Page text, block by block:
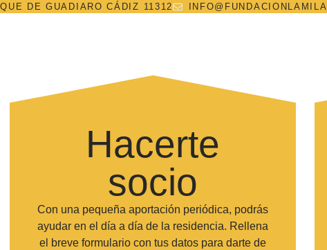
DE GUADIARO CÁDIZ 11312
Hacerte
socio
Con una pequeña aportación periódica, podrás
ayudar en el día a día de la residencia. Rellena
el breve formulario con tus datos para darte de